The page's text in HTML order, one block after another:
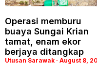
Operasi memburu
buaya Sungai Krian
tamat, enam ekor
berjaya ditangkap
Utusan Sarawak August 8,